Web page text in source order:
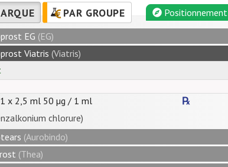
PAR GROUPE Positionnement
EG (EG)
Viatris (Viatris)
1 x 2,5 ml 50 µg / 1 ml
chlorure)
(Aurobindo)
(Thea)